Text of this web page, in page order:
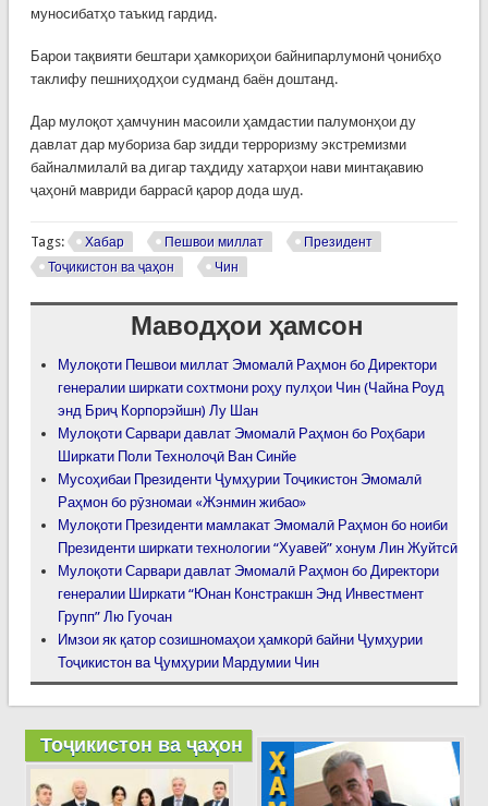
муносибатҳо таъкид гардид.
Барои тақвияти бештари ҳамкориҳои байнипарлумонӣ ҷонибҳо
таклифу пешниҳодҳои судманд баён доштанд.
Дар мулоқот ҳамчунин масоили ҳамдастии палумонҳои ду
давлат дар мубориза бар зидди терроризму экстремизми
байналмилалӣ ва дигар таҳдиду хатарҳои нави минтақавию
ҷаҳонӣ мавриди баррасӣ қарор дода шуд.
Tags: Хабар Пешвои миллат
Президент
Тоҷикистон ва ҷаҳон
Чин
Маводҳои ҳамсон
Мулоқоти Пешвои миллат Эмомалӣ Раҳмон бо Директори
генералии ширкати сохтмони роҳу пулҳои Чин (Чайна Роуд
энд Бриҷ Корпорэйшн) Лу Шан
Мулоқоти Сарвари давлат Эмомалӣ Раҳмон бо Роҳбари
Ширкати Поли Технолоҷӣ Ван Синйе
Мусоҳибаи Президенти Ҷумҳурии Тоҷикистон Эмомалӣ
Раҳмон бо рӯзномаи «Жэнмин жибао»
Мулоқоти Президенти мамлакат Эмомалӣ Раҳмон бо ноиби
Президенти ширкати технологии “Хуавей” хонум Лин Жуйтсӣ
Мулоқоти Сарвари давлат Эмомалӣ Раҳмон бо Директори
генералии Ширкати “Юнан Констракшн Энд Инвестмент
Групп” Лю Гуочан
Имзои як қатор созишномаҳои ҳамкорӣ байни Ҷумҳурии
Тоҷикистон ва Ҷумҳурии Мардумии Чин
Тоҷикистон ва ҷаҳон